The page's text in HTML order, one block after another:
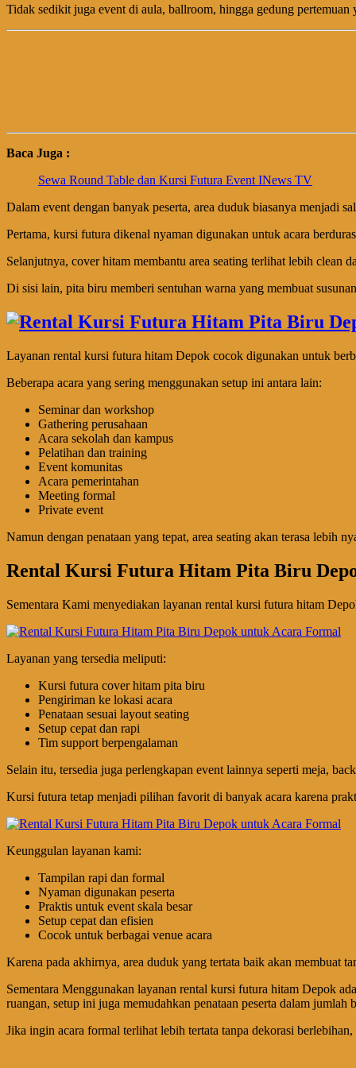
Tidak sedikit juga event di aula, ballroom, hingga gedung
Baca Juga :
Sewa Round Table dan Kursi Futura Event INews TV
Dalam event dengan banyak peserta, area duduk biasanya menjadi
Pertama, kursi futura dikenal nyaman digunakan untuk acara
Selanjutnya, cover hitam membantu area seating terlihat lebih clean
Di sisi lain, pita biru memberi sentuhan warna yang membuat
Layanan rental kursi futura hitam Depok cocok digunakan untuk
Beberapa acara yang sering menggunakan setup ini antara lain:
Seminar dan workshop
Gathering perusahaan
Acara sekolah dan kampus
Pelatihan dan training
Event komunitas
Acara pemerintahan
Meeting formal
Private event
Namun dengan penataan yang tepat, area seating akan terasa lebih
Rental Kursi Futura Hitam Pita Biru
Sementara Kami menyediakan layanan rental kursi futura hitam
Layanan yang tersedia meliputi:
Kursi futura cover hitam pita biru
Pengiriman ke lokasi acara
Penataan sesuai layout seating
Setup cepat dan rapi
Tim support berpengalaman
Selain itu, tersedia juga perlengkapan event lainnya seperti meja,
Kursi futura tetap menjadi pilihan favorit di banyak acara karena
Keunggulan layanan kami:
Tampilan rapi dan formal
Nyaman digunakan peserta
Praktis untuk event skala besar
Setup cepat dan efisien
Cocok untuk berbagai venue acara
Karena pada akhirnya, area duduk yang tertata baik akan membuat
Sementara Menggunakan layanan rental kursi futura hitam Depok
ruangan, setup ini juga memudahkan penataan peserta dalam jumlah
Jika ingin acara formal terlihat lebih tertata tanpa dekorasi